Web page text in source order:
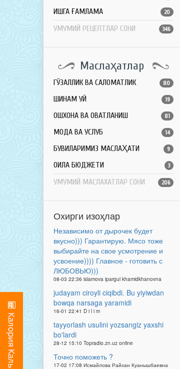
ҚИШГА ҒАМЛАМА 20
УМУМИЙ РЕЦЕПТЛАР СОНИ 346
Маслаҳатлар
ГЎЗАЛЛИК ВА САЛОМАТЛИК 80
ШИНАМ УЙ 19
ОШХОНА ВА ОВҚАТЛАНИШ 81
МОДА ВА УСЛУБ 14
БУВИЛАРИМИЗ МАСЛАҲАТИ 9
ОИЛА БЮДЖЕТИ 3
УМУМИЙ МАСЛАХАТЛАР СОНИ 206
Охирги изоҳлар
Независимо от дырочек будет
вкусно))) Гарантирую. Мясо тоже
выбирайте на свое усмотрение и
усвоение)))) Главное - готовить с
ЛЮБОВЬЮ)))
08-03 22:36 islamova ipargul khamidkhanovna
judayam ciroyli ciqibdi. Bu yiyiwdan
bowqa narsaga yaramidi
16-01 22:41 D i l i m
tayyorlash usulini yozsangiz yaxshi
bo'lardi
28-12 15:10 Topradio.zn.uz online
Точно поможеть ?
17-02 17:08 Исмайлова Райхан Куанышбаевна